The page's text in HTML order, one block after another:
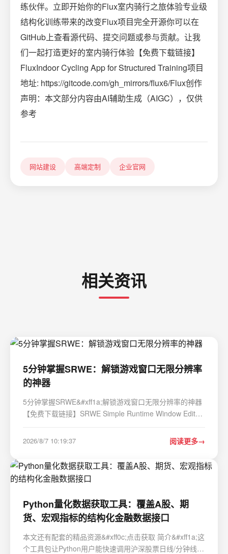
练伙伴。立即开始你的Flux室内骑行之旅体验专业级
结构化训练带来的改变Flux项目完全开源你可以在
GitHub上查看源代码、提交问题或参与贡献。让我
们一起打造更好的室内骑行体验【免费下载链接】
FluxIndoor Cycling App for Structured Training项目
地址: https://gitcode.com/gh_mirrors/flux6/Flux创作
声明：本文部分内容由AI辅助生成（AIGC），仅供
参考
网站建设 高端定制 企业官网
相关资讯
5分钟掌握SRWE：解锁游戏窗口无限分辨率
的神器
5分钟掌握SRWE&#xff1a;解锁游戏窗口无限分辨率的神器
【免费下载链接】SRWE Simple Runtime Window Editor
否曾被游戏内置的有限分辨率选项束缚&#xff1f;是否想在窗
2026/8/7 10:19:37 阅读更多
Python量化数据获取工具：覆盖A股、期
货、宏观指标的结构化金融数据接口
本文还有配套的精品资源&#xff0c;点击获取 简介&#xff1a;这
个工具包让Python用户能快速调用沪深股票日线/分钟线行